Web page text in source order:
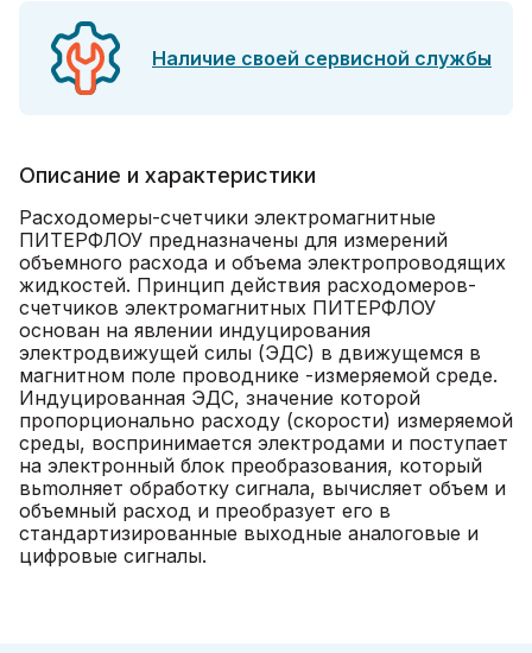
Наличие своей сервисной службы
Описание и характеристики
Расходомеры-счетчики электромагнитные
ПИТЕРФЛОУ предназначены для измерений
объемного расхода и объема электропроводящих
жидкостей. Принцип действия расходомеров-
счетчиков электромагнитных ПИТЕРФЛОУ
основан на явлении индуцирования
электродвижущей силы (ЭДС) в движущемся в
магнитном поле проводнике -измеряемой среде.
Индуцированная ЭДС, значение которой
пропорционально расходу (скорости) измеряемой
среды, воспринимается электродами и поступает
на электронный блок преобразования, который
вьmолняет обработку сигнала, вычисляет объем и
объемный расход и преобразует его в
стандартизированные выходные аналоговые и
цифровые сигналы.